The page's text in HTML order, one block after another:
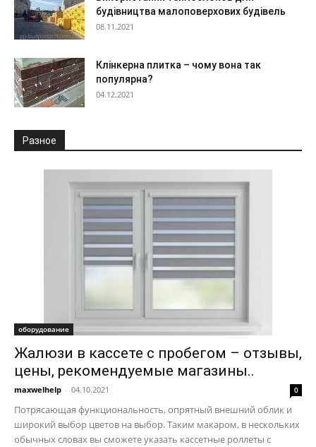
будівництва малоповерхових будівель
08.11.2021
Клінкерна плитка – чому вона так
популярна?
04.12.2021
Разное
оборудование
Жалюзи в кассете с пробегом – отзывы,
цены, рекомендуемые магазины..
maxwelhelp - 04.10.2021 0
Потрясающая функциональность, опрятный внешний облик и
широкий выбор цветов на выбор. Таким макаром, в нескольких
обычных словах вы сможете указать кассетные роллеты с